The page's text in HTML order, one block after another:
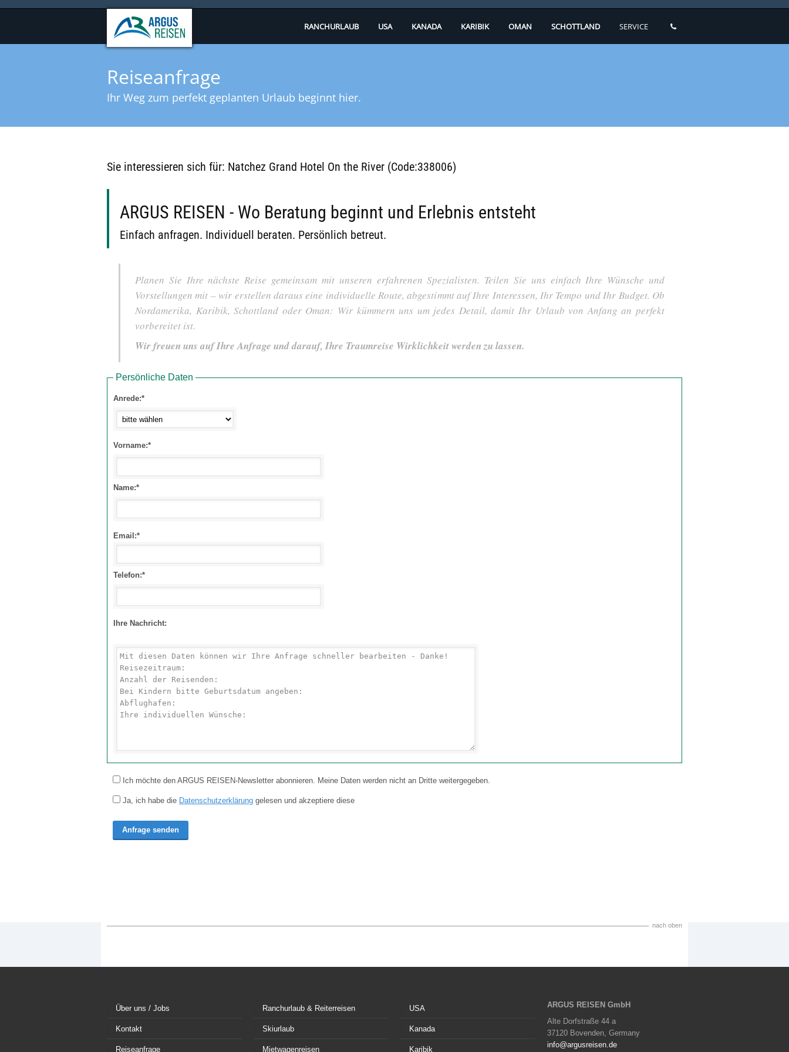
RANCHURLAUB USA KANADA KARIBIK OMAN SCHOTTLAND SERVICE
Reiseanfrage
Ihr Weg zum perfekt geplanten Urlaub beginnt hier.
Sie interessieren sich für: Natchez Grand Hotel On the River (Code:338006)
ARGUS REISEN - Wo Beratung beginnt und Erlebnis entsteht
Einfach anfragen. Individuell beraten. Persönlich betreut.
Planen Sie Ihre nächste Reise gemeinsam mit unseren erfahrenen Spezialisten. Teilen Sie uns einfach Ihre Wünsche und
Vorstellungen mit – wir erstellen daraus eine individuelle Route, abgestimmt auf Ihre Interessen, Ihr Tempo und Ihr Budget. Ob
Nordamerika, Karibik, Schottland oder Oman: Wir kümmern uns um jedes Detail, damit Ihr Urlaub von Anfang an perfekt
vorbereitet ist.
Wir freuen uns auf Ihre Anfrage und darauf, Ihre Traumreise Wirklichkeit werden zu lassen.
Persönliche Daten
Anrede:*
Vorname:*
Name:*
Email:*
Telefon:*
Ihre Nachricht:
Ich möchte den ARGUS REISEN-Newsletter abonnieren. Meine Daten werden nicht an Dritte weitergegeben.
Ja, ich habe die Datenschutzerklärung gelesen und akzeptiere diese
nach oben
Über uns / Jobs
Kontakt
Reiseanfrage
Ranchurlaub & Reiterreisen
Skiurlaub
Mietwagenreisen
USA
Kanada
Karibik
ARGUS REISEN GmbH
Alte Dorfstraße 44 a
37120 Bovenden, Germany
info@argusreisen.de